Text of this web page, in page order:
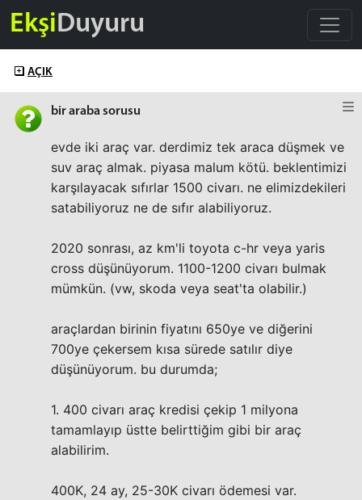
EkşiDuyuru
AÇIK
bir araba sorusu
evde iki araç var. derdimiz tek araca düşmek ve
suv araç almak. piyasa malum kötü. beklentimizi
karşılayacak sıfırlar 1500 civarı. ne elimizdekileri
satabiliyoruz ne de sıfır alabiliyoruz.
2020 sonrası, az km'li toyota c-hr veya yaris
cross düşünüyorum. 1100-1200 civarı bulmak
mümkün. (vw, skoda veya seat'ta olabilir.)
araçlardan birinin fiyatını 650ye ve diğerini
700ye çekersem kısa sürede satılır diye
düşünüyorum. bu durumda;
1. 400 civarı araç kredisi çekip 1 milyona
tamamlayıp üstte belirttiğim gibi bir araç
alabilirim.
400K, 24 ay, 25-30K civarı ödemesi var.